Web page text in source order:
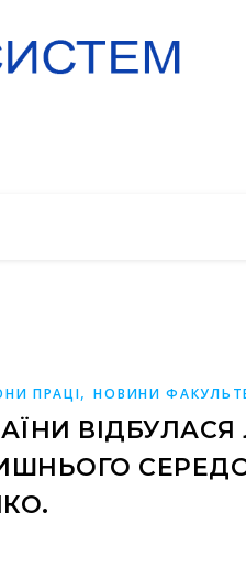
ПРАЦІ,НОВИНИ
ВІДБУЛАСЯ